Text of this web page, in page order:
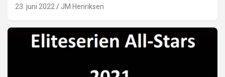
23. juni 2022 JM Henriksen